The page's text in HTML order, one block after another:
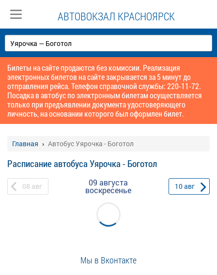
АВТОВОКЗАЛ КРАСНОЯРСК
Билеты на сайте продаются без комиссии. Реализация
электронных билетов на сайте закрывается за 5 минут до
отправления рейса. Телефон справочной службы: 220-11-72.
Посадка в автобус по электронным билетам осуществляется
только при предъявлении документа удостоверяющего
личность, на основании которого был оформлен билет.
Главная Автобус Уярочка - Боготол
Расписание автобуса Уярочка - Боготол
08 авг 09 августа
воскресенье 10авг
Мы в Вконтакте